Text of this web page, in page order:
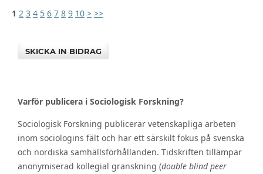
1 2 3 4 5 6 7 8 9 10 > >>
SKICKA IN BIDRAG
Varför publicera i Sociologisk Forskning?
Sociologisk Forskning publicerar vetenskapliga arbeten
inom sociologins fält och har ett särskilt fokus på svenska
och nordiska samhällsförhållanden. Tidskriften tillämpar
anonymiserad kollegial granskning (double blind peer